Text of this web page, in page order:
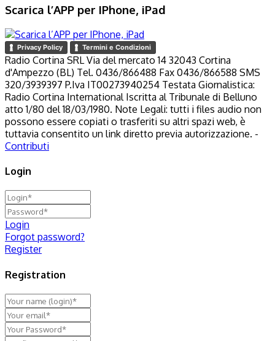
Scarica l’APP per IPhone, iPad
Privacy Policy Termini e Condizioni
Radio Cortina SRL Via del mercato 14 32043 Cortina
d'Ampezzo (BL) Tel. 0436/866488 Fax 0436/866588 SMS
320/3939397 P.Iva IT00273940254 Testata Giornalistica:
Radio Cortina International Iscritta al Tribunale di Belluno
atto 1/80 del 18/03/1980. Note Legali: tutti i files audio non
possono essere copiati o trasferiti su altri spazi web, è
tuttavia consentito un link diretto previa autorizzazione. -
Contributi
Login
Login
Forgot password?
Register
Registration